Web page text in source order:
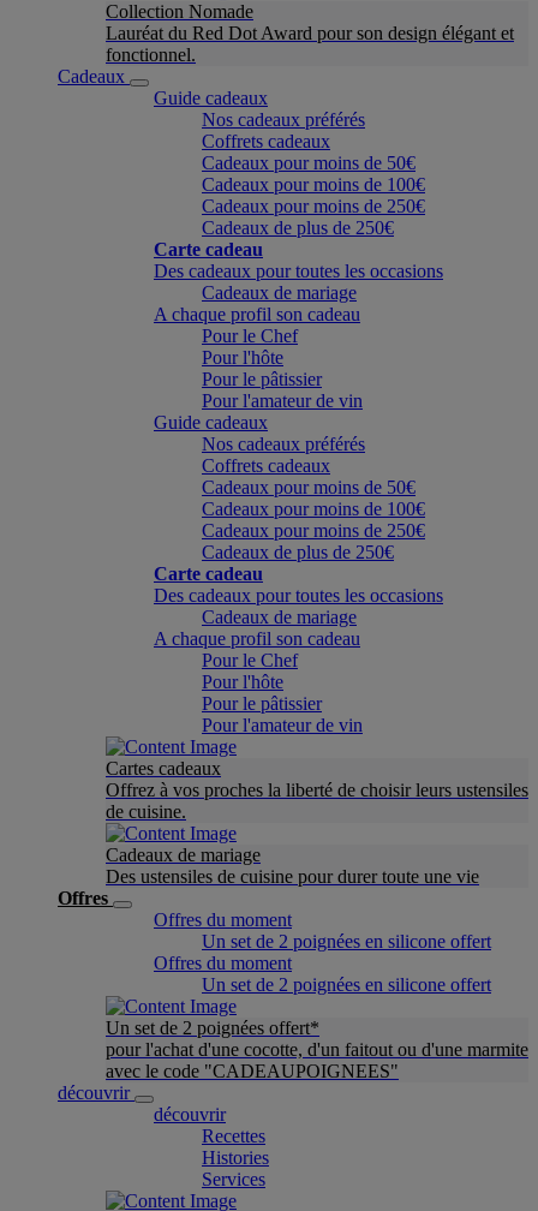
Collection Nomade
Lauréat du Red Dot Award pour son design élégant et
fonctionnel.
Cadeaux
Guide cadeaux
Nos cadeaux préférés
Coffrets cadeaux
Cadeaux pour moins de 50€
Cadeaux pour moins de 100€
Cadeaux pour moins de 250€
Cadeaux de plus de 250€
Carte cadeau
Des cadeaux pour toutes les occasions
Cadeaux de mariage
A chaque profil son cadeau
Pour le Chef
Pour l'hôte
Pour le pâtissier
Pour l'amateur de vin
Guide cadeaux
Nos cadeaux préférés
Coffrets cadeaux
Cadeaux pour moins de 50€
Cadeaux pour moins de 100€
Cadeaux pour moins de 250€
Cadeaux de plus de 250€
Carte cadeau
Des cadeaux pour toutes les occasions
Cadeaux de mariage
A chaque profil son cadeau
Pour le Chef
Pour l'hôte
Pour le pâtissier
Pour l'amateur de vin
Cartes cadeaux
Offrez à vos proches la liberté de choisir leurs ustensiles
de cuisine.
Cadeaux de mariage
Des ustensiles de cuisine pour durer toute une vie
Offres
Offres du moment
Un set de 2 poignées en silicone offert
Offres du moment
Un set de 2 poignées en silicone offert
Un set de 2 poignées offert*
pour l'achat d'une cocotte, d'un faitout ou d'une marmite
avec le code "CADEAUPOIGNEES"
découvrir
découvrir
Recettes
Histories
Services